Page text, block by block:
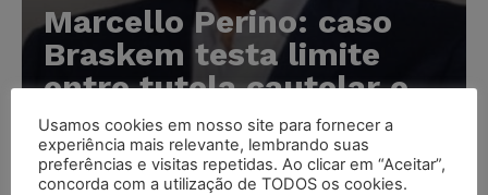
Marcello Perino: caso
Braskem testa limite
entre tutela cautelar e
recuperação judicial
Karina Silvério 06/08/2026
Usamos cookies em nosso site para fornecer a
experiência mais relevante, lembrando suas
preferências e visitas repetidas. Ao clicar em “Aceitar”,
concorda com a utilização de TODOS os cookies.